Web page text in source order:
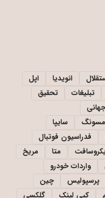
انویدیا
اپل
تبلیغات
تحقیق
سایپا
فدراسیون فوتبال
متا
مریخ
واردات خودرو
پرسپولیس
چین
کپی لینک گلکسی